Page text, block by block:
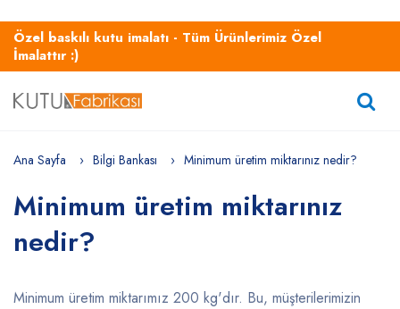
Özel baskılı kutu imalatı - Tüm Ürünlerimiz Özel
İmalattır :)
Ana Sayfa Bilgi Bankası Minimum üretim miktarınız nedir?
Minimum üretim miktarınız
nedir?
Minimum üretim miktarımız 200 kg'dır. Bu, müşterilerimizin